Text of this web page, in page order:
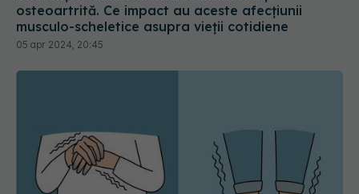
05 apr 2024, 20:45